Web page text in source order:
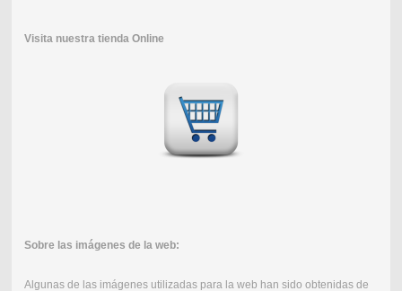
Visita nuestra tienda Online
Sobre las imágenes de la web:
Algunas de las imágenes utilizadas para la web han sido obtenidas de